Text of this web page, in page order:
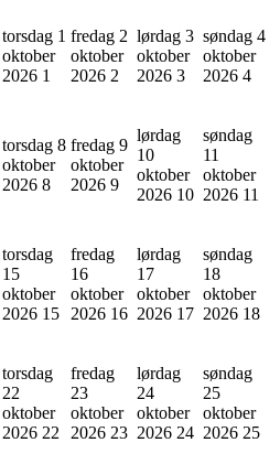
torsdag 1
oktober
2026 1
fredag 2
oktober
2026 2
lørdag 3
oktober
2026 3
søndag 4
oktober
2026 4
torsdag 8
oktober
2026 8
fredag 9
oktober
2026 9
lørdag
10
oktober
2026 10
søndag
11
oktober
2026 11
torsdag
15
oktober
2026 15
fredag
16
oktober
2026 16
lørdag
17
oktober
2026 17
søndag
18
oktober
2026 18
torsdag
22
oktober
2026 22
fredag
23
oktober
2026 23
lørdag
24
oktober
2026 24
søndag
25
oktober
2026 25